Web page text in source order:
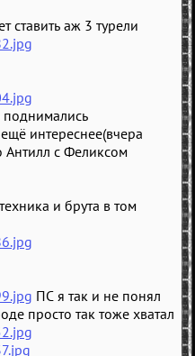
ставить аж 3 турели
поднимались
интереснее(вчера
Антилл с Феликсом
и брута в том
ПС я так и не понял
просто так тоже хватал